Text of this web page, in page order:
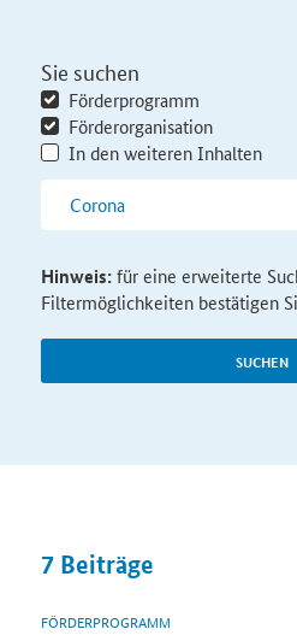
Sie suchen
Förderprogramm
Förderorganisation
In den weiteren Inhalten
SUCHEN
Hinweis:für eine erweiterte
Filtermöglichkeiten bestätigen
7 Beiträge
FÖRDERPROGRAMM